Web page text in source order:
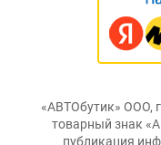
«АВТОбутик» ООО,
товарный знак
публикация